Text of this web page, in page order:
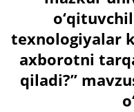
texnologiyalar
axborotni
qiladi?”